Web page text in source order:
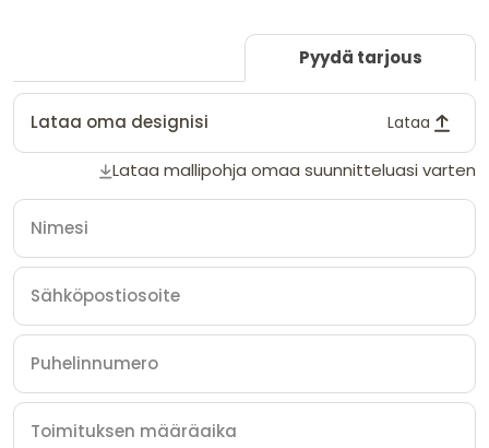
Pyydä tarjous
Lataa oma designisi Lataa
Lataa mallipohja omaa suunnitteluasi varten